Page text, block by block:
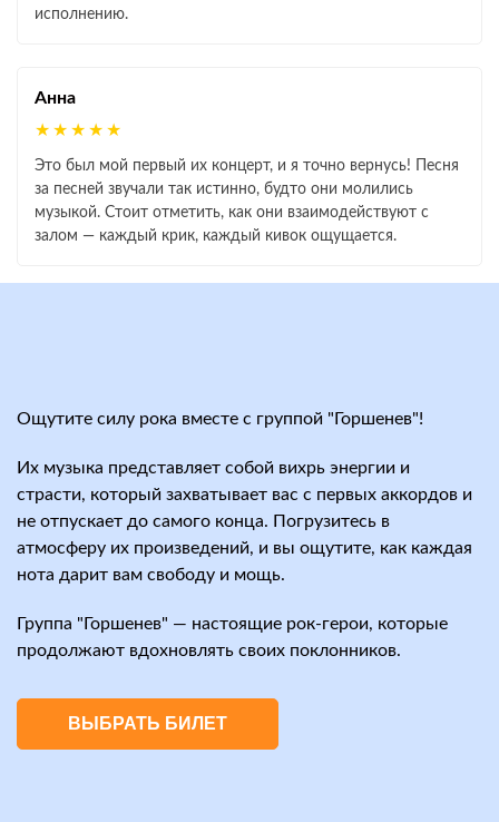
исполнению.
Анна
★★★★★
Это был мой первый их концерт, и я точно вернусь! Песня
за песней звучали так истинно, будто они молились
музыкой. Стоит отметить, как они взаимодействуют с
залом — каждый крик, каждый кивок ощущается.
Ощутите силу рока вместе с группой "Горшенев"!
Их музыка представляет собой вихрь энергии и
страсти, который захватывает вас с первых аккордов и
не отпускает до самого конца. Погрузитесь в
атмосферу их произведений, и вы ощутите, как каждая
нота дарит вам свободу и мощь.
Группа "Горшенев" — настоящие рок-герои, которые
продолжают вдохновлять своих поклонников.
ВЫБРАТЬ БИЛЕТ